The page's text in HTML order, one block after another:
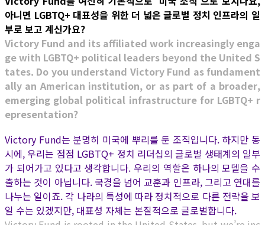
아니면 LGBTQ+ 대표성을 위한 더 넓은 글로벌 정치 인프라의 일
부로 보고 계신가요?
Victory Fund and its affiliated work increasingly enga
ge with LGBTQ+ political leaders beyond the United S
tates. Do you understand Victory Fund as fundament
ally an American institution, or as part of a broader,
emerging global political infrastructure for LGBTQ+ r
epresentation?
Victory Fund는 분명히 미국에 뿌리를 둔 조직입니다. 하지만 동
시에, 우리는 점점 LGBTQ+ 정치 리더십의 글로벌 생태계의 일부
가 되어가고 있다고 생각합니다. 우리의 역할은 하나의 모델을 수
출하는 것이 아닙니다. 국경을 넘어 교훈과 인프라, 그리고 연대를
나누는 일이죠. 각 나라의 특성에 따라 정치적으로 다른 전략을 보
일 수는 있겠지만, 대표성 자체는 본질적으로 글로벌합니다.